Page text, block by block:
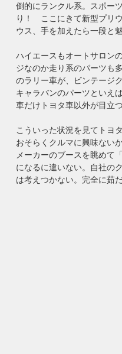
倒的にランクル系。スポー
り！ ここにきて新型プリ
ウス、手を加えたら一段と
ハイエースもオートサロン
ジなのか走り系のパーツも
のラリー車が、ビンテージ
キャラバンのパーツといえ
車だけトヨタ車以外が目立
こういった状況を見てトヨ
おそらくクルマに興味ない
メーカーのブースを眺めて
になるに違いない。自社の
は考えつかない。完全に茹